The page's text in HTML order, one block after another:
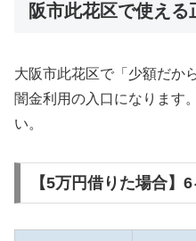
阪市此花区で使える
大阪市此花区で「少額だか
闇金利用の入口になります
い。
【5万円借りた場合】